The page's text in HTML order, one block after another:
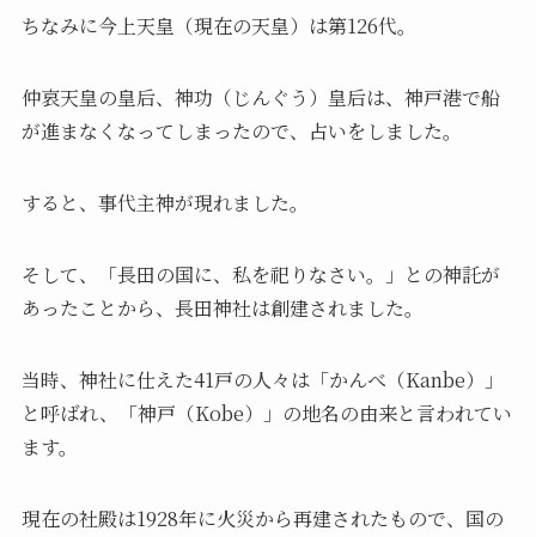
ちなみに今上天皇（現在の天皇）は第126代。
仲哀天皇の皇后、神功（じんぐう）皇后は、神戸港で船
が進まなくなってしまったので、占いをしました。
すると、事代主神が現れました。
そして、「長田の国に、私を祀りなさい。」との神託が
あったことから、長田神社は創建されました。
当時、神社に仕えた41戸の人々は「かんべ（Kanbe）」
と呼ばれ、「神戸（Kobe）」の地名の由来と言われてい
ます。
現在の社殿は1928年に火災から再建されたもので、国の